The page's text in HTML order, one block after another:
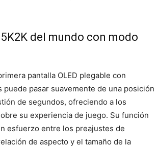
del mundo con modo
pantalla OLED plegable con
pasar suavemente de una posición
de segundos, ofreciendo a los
su experiencia de juego. Su función
esfuerzo entre los preajustes de
de aspecto y el tamaño de la